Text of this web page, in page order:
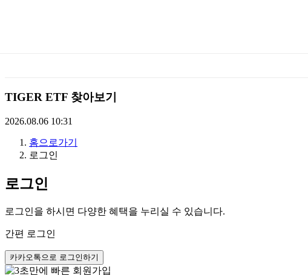
에
셋
TIGERETF
TIGER ETF 찾아보기
2026.08.06 10:31
홈으로가기
로그인
로그인
로그인을 하시면 다양한 혜택을 누리실 수 있습니다.
간편 로그인
카카오톡으로 로그인하기